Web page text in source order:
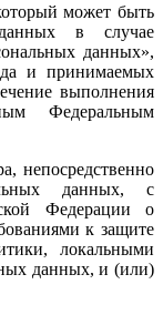
может быть
в случае
данных»,
и прини­маемых
выполнения
Федеральным
непосредственно
данных, с
Федерации о
к защите
локальными
данных, и (или)